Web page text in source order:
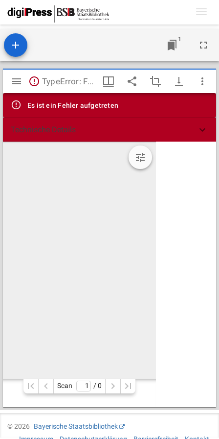
1
Mirador
Viewer
TypeError: Failed to fetch
Es ist ein Fehler aufgetreten
Technische Details
Scan / 0
©2026
Bayerische Staatsbibliothek